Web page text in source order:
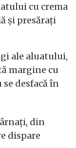
cu crema
și presărați
ale aluatului,
margine cu
desfacă în